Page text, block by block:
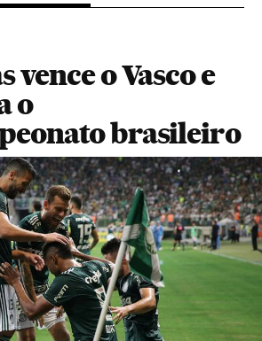
vence o Vasco e
o
brasileiro